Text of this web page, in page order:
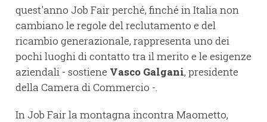
quest'anno Job Fair perché, finché in Italia non
cambiano le regole del reclutamento e del
ricambio generazionale, rappresenta uno dei
pochi luoghi di contatto tra il merito e le esigenze
aziendali - sostiene Vasco Galgani, presidente
della Camera di Commercio -.
In Job Fair la montagna incontra Maometto,